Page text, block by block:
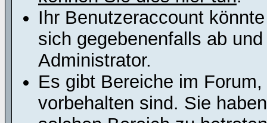
Ihr Benutzeraccount
sich gegebenenfalls ab
Administrator.
Es gibt Bereiche im
vorbehalten sind. Sie